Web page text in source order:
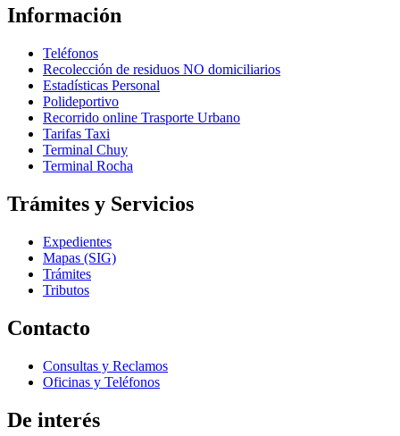
Información
Teléfonos
Recolección de residuos NO domiciliarios
Estadísticas Personal
Polideportivo
Recorrido online Trasporte Urbano
Tarifas Taxi
Terminal Chuy
Terminal Rocha
Trámites y Servicios
Expedientes
Mapas (SIG)
Trámites
Tributos
Contacto
Consultas y Reclamos
Oficinas y Teléfonos
De interés